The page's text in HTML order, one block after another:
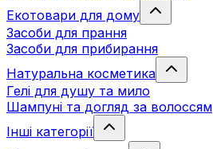
Екотовари для дому
Засоби для прання
Засоби для прибирання
Натуральна косметика
Гелі для душу та мило
Шампуні та догляд за волоссям
Інші категорії